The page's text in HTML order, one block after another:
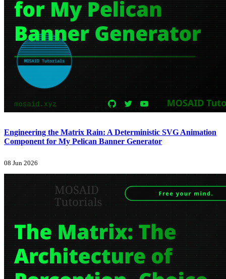
Engineering the Matrix Rain: A Deterministic SVG Animation
Component for My Pelican Banner Generator
08 Jun 2026